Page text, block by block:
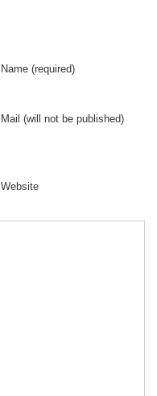
Name (required)
Mail (will not be published)
Website